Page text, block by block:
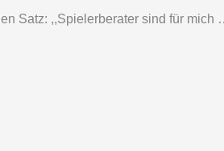
Satz: ,,Spielerberater sind für mich